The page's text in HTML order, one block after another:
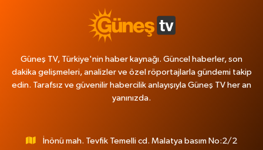
Güneş TV, Türkiye'nin haber kaynağı. Güncel haberler, son
dakika gelişmeleri, analizler ve özel röportajlarla gündemi takip
edin. Tarafsız ve güvenilir habercilik anlayışıyla Güneş TV her an
yanınızda.
İnönü mah. Tevfik Temelli cd. Malatya basım No:2/2